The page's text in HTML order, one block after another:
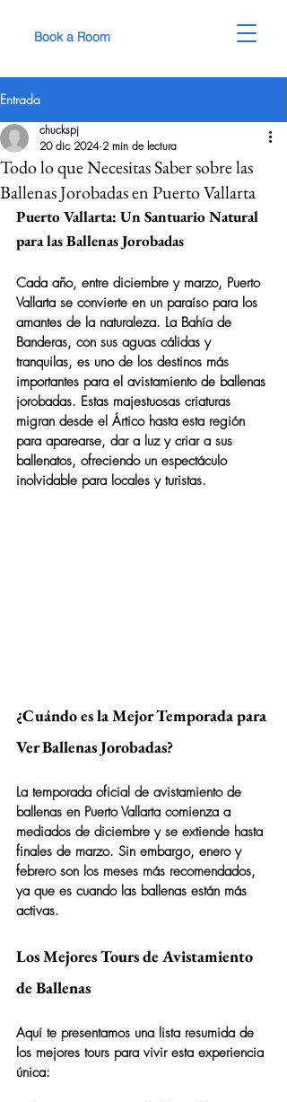
Book a Room
Entrada
Todo lo que Necesitas Saber sobre las
Ballenas Jorobadas en Puerto Vallarta
chuckspj
20 dic 2024 2 min de lectura
Puerto Vallarta: Un Santuario Natural
para las Ballenas Jorobadas
Cada año, entre diciembre y marzo, Puerto
Vallarta se convierte en un paraíso para los
amantes de la naturaleza. La Bahía de
Banderas, con sus aguas cálidas y
tranquilas, es uno de los destinos más
importantes para el avistamiento de ballenas
jorobadas. Estas majestuosas criaturas
migran desde el Ártico hasta esta región
para aparearse, dar a luz y criar a sus
ballenatos, ofreciendo un espectáculo
inolvidable para locales y turistas.
¿Cuándo es la Mejor Temporada para
Ver Ballenas Jorobadas?
La temporada oficial de avistamiento de
ballenas en Puerto Vallarta comienza a
mediados de diciembre y se extiende hasta
finales de marzo. Sin embargo, enero y
febrero son los meses más recomendados,
ya que es cuando las ballenas están más
activas.
Los Mejores Tours de Avistamiento
de Ballenas
Aquí te presentamos una lista resumida de
los mejores tours para vivir esta experiencia
única: